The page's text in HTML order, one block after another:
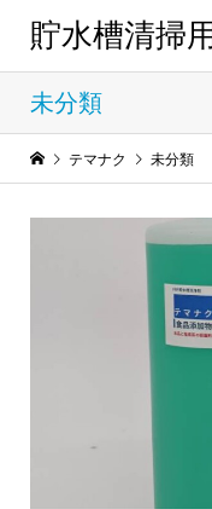
貯水槽清掃
未分類
テマナク 未分類